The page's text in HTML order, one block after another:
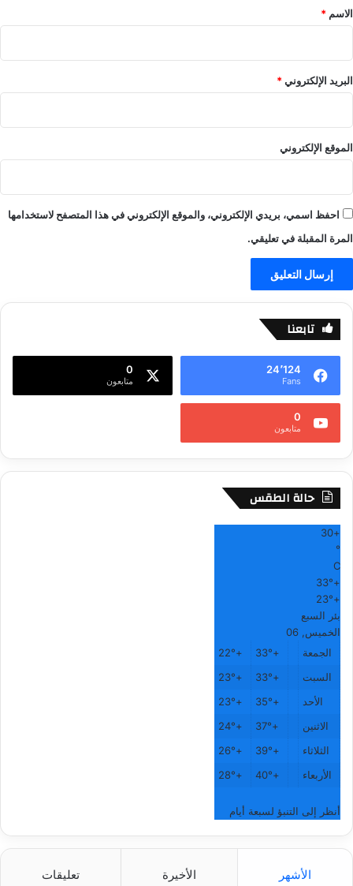
*
الاسم *
البريد الإلكتروني*
الموقع الإلكتروني
احفظ اسمي، بريدي الإلكتروني، والموقع الإلكتروني في هذا المتصفح لاستخدامها
المرة المقبلة في تعليقي.
تابعنا
24٬124
Fans
0
متابعون
0
متابعون
حالة الطقس
+
30
°
C
+
33°
+
23°
بئر السبع
الخميس, 06
الجمعة
+
33°
+
22°
السبت
+
33°
+
23°
الأحد
+
35°
+
23°
الاثنين
+
37°
+
24°
الثلاثاء
+
39°
+
26°
الأربعاء
+
40°
+
28°
أنظر إلى التنبؤ لسبعة أيام
الأشهر الأخيرة تعليقات